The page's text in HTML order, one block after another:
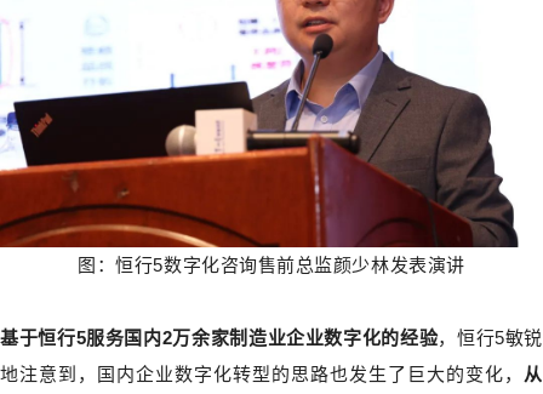
图：恒行5数字化咨询售前总监颜少林发表演讲
基于恒行5服务国内2万余家制造业企业数字化的经验，恒行5敏锐
地注意到，国内企业数字化转型的思路也发生了巨大的变化， 从